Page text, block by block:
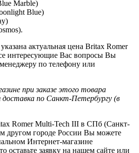
Marble)
Blue)
актуальная цена Britax Romer
интересующие Вас вопросы Вы
по телефону или
при заказе этого товара
доставка по Санкт-Петербургу (в
Romer Multi-Tech III в СПб (Санкт-
другом городе России Вы можете
Интернет-магазине
оставьте заявку на нашем сайте или